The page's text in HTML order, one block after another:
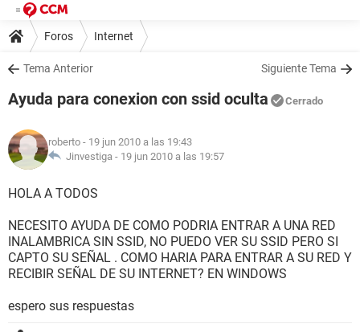
Foros Internet
Tema Anterior Siguiente Tema
Ayuda para conexion con ssid oculta Cerrado
roberto - 19 jun 2010 a las 19:43
Jinvestiga - 19 jun 2010 a las 19:57
HOLA A TODOS
NECESITO AYUDA DE COMO PODRIA ENTRAR A UNA RED
INALAMBRICA SIN SSID, NO PUEDO VER SU SSID PERO SI
CAPTO SU SEÑAL . COMO HARIA PARA ENTRAR A SU RED Y
RECIBIR SEÑAL DE SU INTERNET? EN WINDOWS
espero sus respuestas